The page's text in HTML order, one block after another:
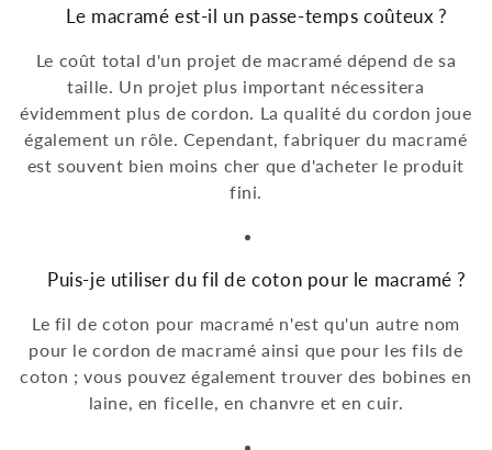
Le macramé est-il un passe-temps coûteux ?
Le coût total d'un projet de macramé dépend de sa
taille. Un projet plus important nécessitera
évidemment plus de cordon. La qualité du cordon joue
également un rôle. Cependant, fabriquer du macramé
est souvent bien moins cher que d'acheter le produit
fini.
Puis-je utiliser du fil de coton pour le macramé ?
Le fil de coton pour macramé n'est qu'un autre nom
pour le cordon de macramé ainsi que pour les fils de
coton ; vous pouvez également trouver des bobines en
laine, en ficelle, en chanvre et en cuir.